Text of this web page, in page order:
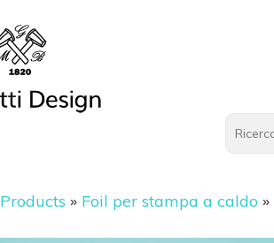
Products » Foil per stampa a caldo »